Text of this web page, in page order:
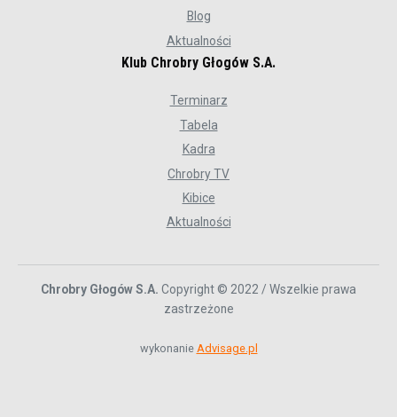
Blog
Aktualności
Klub Chrobry Głogów S.A.
Terminarz
Tabela
Kadra
Chrobry TV
Kibice
Aktualności
Chrobry Głogów S.A. Copyright © 2022 / Wszelkie prawa
zastrzeżone
wykonanie Advisage.pl